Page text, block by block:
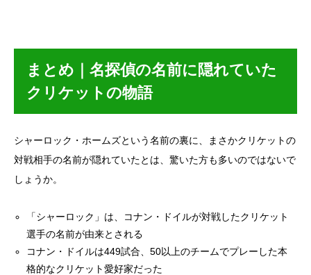
まとめ｜名探偵の名前に隠れていた
クリケットの物語
シャーロック・ホームズという名前の裏に、まさかクリケットの
対戦相手の名前が隠れていたとは、驚いた方も多いのではないで
しょうか。
「シャーロック」は、コナン・ドイルが対戦したクリケット
選手の名前が由来とされる
コナン・ドイルは449試合、50以上のチームでプレーした本
格的なクリケット愛好家だった